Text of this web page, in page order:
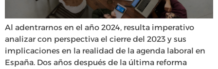
Al adentrarnos en el año 2024, resulta imperativo
analizar con perspectiva el cierre del 2023 y sus
implicaciones en la realidad de la agenda laboral en
España. Dos años después de la última reforma